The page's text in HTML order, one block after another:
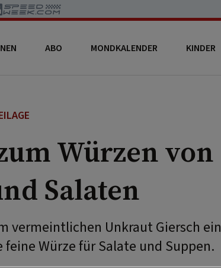
ABO MONDKALENDER KINDER
Würzen von
Salaten
vermeintlichen Unkraut Giersch ein
Würze für Salate und Suppen.